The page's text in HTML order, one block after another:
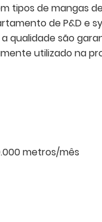
tipos de mangas
de P&D e
qualidade são
utilizado na
metros/mês